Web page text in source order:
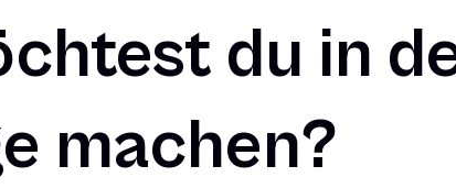
du in
machen?